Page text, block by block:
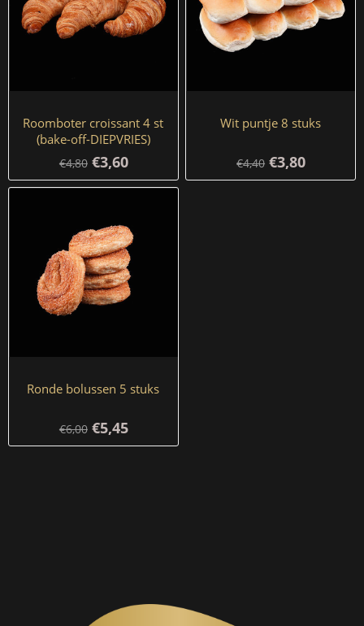
Roomboter croissant 4 st
(bake-off-DIEPVRIES)
€4,80 €3,60
Wit puntje 8 stuks
€4,40 €3,80
Ronde bolussen 5 stuks
€6,00 €5,45